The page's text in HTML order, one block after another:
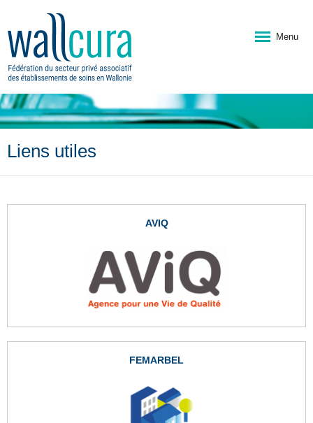
Menu
Liens utiles
AVIQ
FEMARBEL